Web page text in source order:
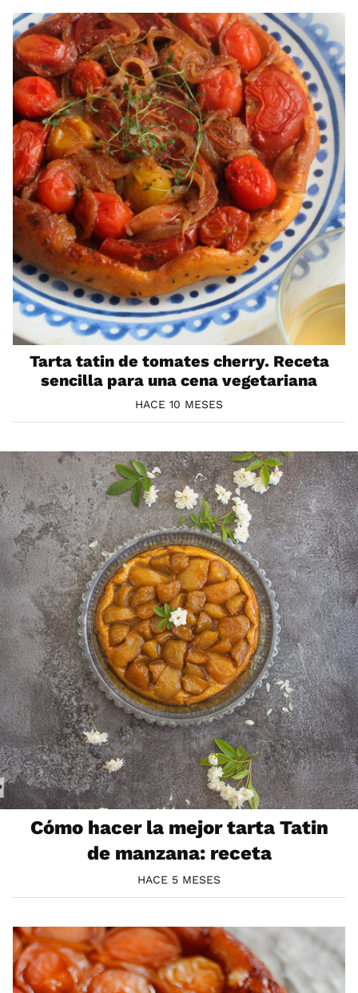
Tarta tatin de tomates cherry. Receta
sencilla para una cena vegetariana
HACE 10 MESES
Cómo hacer la mejor tarta Tatin
de manzana: receta
HACE 5 MESES